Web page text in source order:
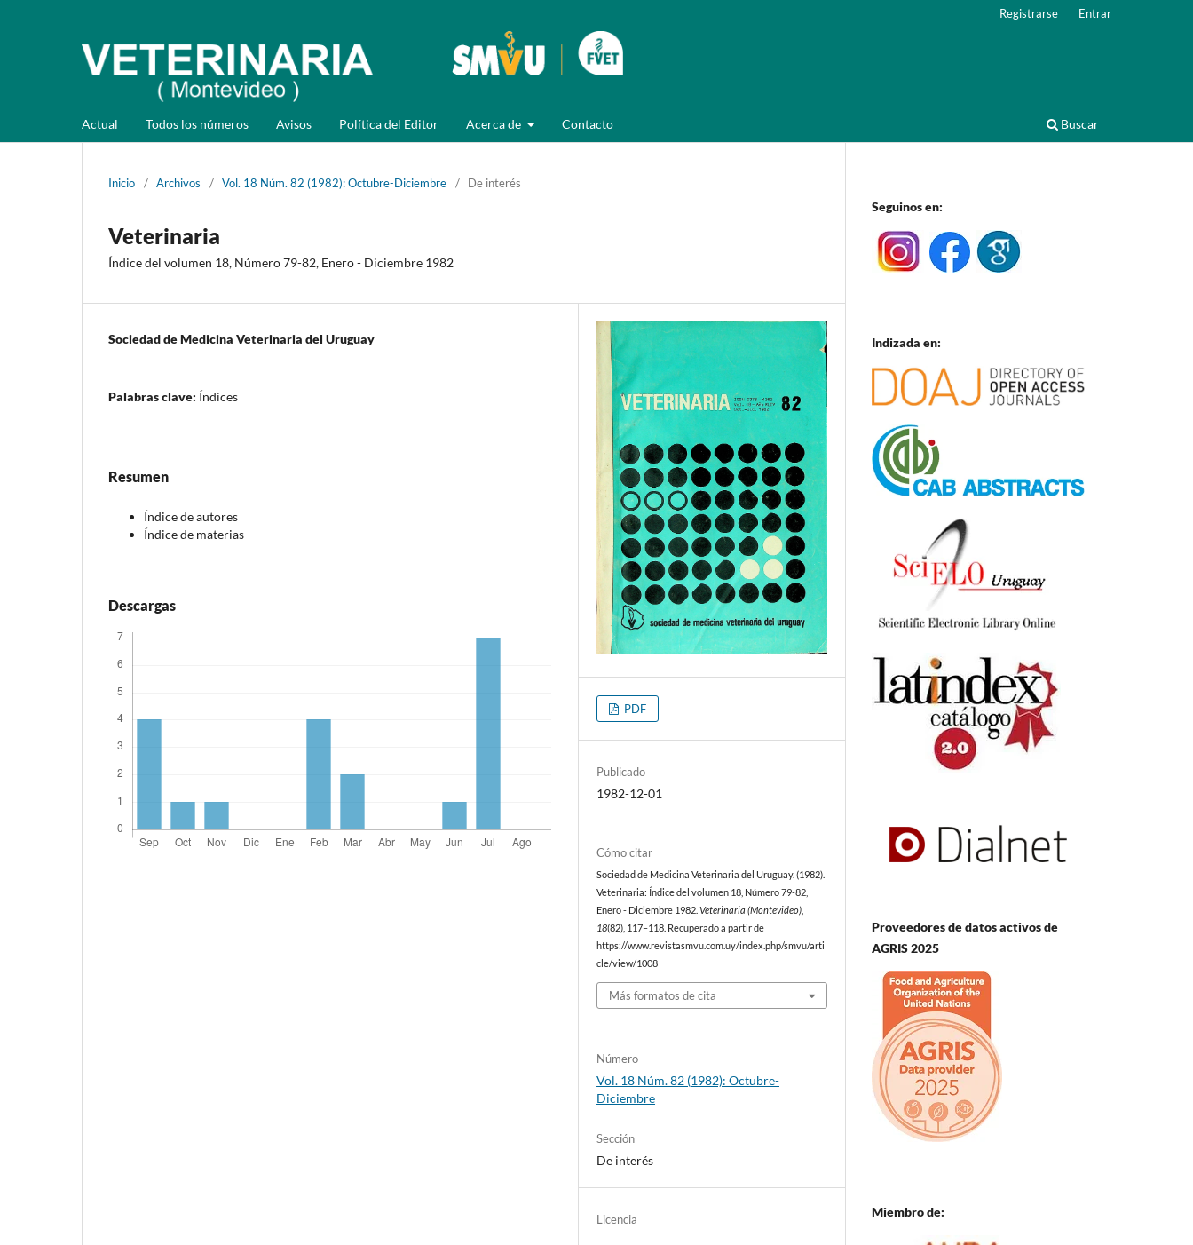
Actual Todos los números Avisos Política del Editor Acerca de Contacto Buscar
Registrarse Entrar
Inicio / Archivos / Vol. 18 Núm. 82 (1982): Octubre-Diciembre / De interés
Veterinaria
Índice del volumen 18, Número 79-82, Enero - Diciembre 1982
Sociedad de Medicina Veterinaria del Uruguay
Palabras clave: Índices
Resumen
Índice de autores
Índice de materias
Descargas
PDF
Publicado
1982-12-01
Cómo citar
Sociedad de Medicina Veterinaria del Uruguay. (1982).
Veterinaria: Índice del volumen 18, Número 79-82,
Enero - Diciembre 1982.Veterinaria (Montevideo)
18(82), 117–118. Recuperado a partir de
https://www.revistasmvu.com.uy/index.php/smvu/arti
cle/view/1008
Más formatos de cita
Número
Vol. 18 Núm. 82 (1982): Octubre-
Diciembre
Sección
De interés
Licencia
Seguinos en:
Indizada en:
Proveedores de datos activos de
AGRIS 2025
Miembro de: